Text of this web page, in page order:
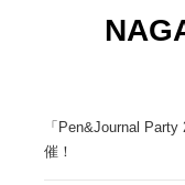
「Pen&Journal
催！